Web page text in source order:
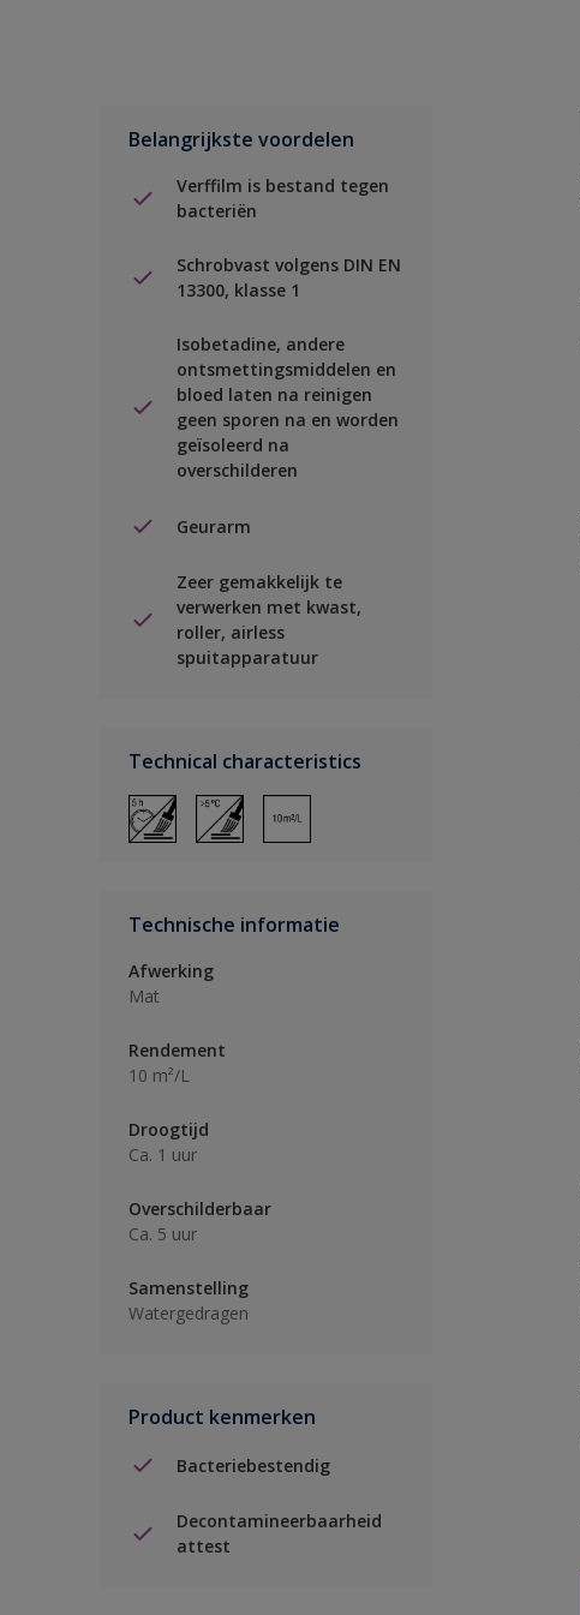
Belangrijkste voordelen
Verffilm is bestand tegen
bacteriën
Schrobvast volgens DIN EN
13300, klasse 1
Isobetadine, andere
ontsmettingsmiddelen en
bloed laten na reinigen
geen sporen na en worden
geïsoleerd na
overschilderen
Geurarm
Zeer gemakkelijk te
verwerken met kwast,
roller, airless
spuitapparatuur
Technical characteristics
Technische informatie
Afwerking
Mat
Rendement
10 m²/L
Droogtijd
Ca. 1 uur
Overschilderbaar
Ca. 5 uur
Samenstelling
Watergedragen
Product kenmerken
Bacteriebestendig
Decontamineerbaarheid
attest